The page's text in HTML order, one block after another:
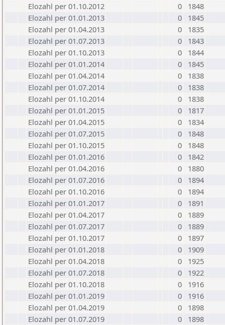
Elozahl per 01.10.2012
0
1848
Elozahl per 01.01.2013
0
1845
Elozahl per 01.04.2013
0
1835
Elozahl per 01.07.2013
0
1843
Elozahl per 01.10.2013
0
1844
Elozahl per 01.01.2014
0
1845
Elozahl per 01.04.2014
0
1838
Elozahl per 01.07.2014
0
1838
Elozahl per 01.10.2014
0
1838
Elozahl per 01.01.2015
0
1817
Elozahl per 01.04.2015
0
1834
Elozahl per 01.07.2015
0
1848
Elozahl per 01.10.2015
0
1848
Elozahl per 01.01.2016
0
1842
Elozahl per 01.04.2016
0
1880
Elozahl per 01.07.2016
0
1894
Elozahl per 01.10.2016
0
1894
Elozahl per 01.01.2017
0
1891
Elozahl per 01.04.2017
0
1889
Elozahl per 01.07.2017
0
1889
Elozahl per 01.10.2017
0
1897
Elozahl per 01.01.2018
0
1909
Elozahl per 01.04.2018
0
1925
Elozahl per 01.07.2018
0
1922
Elozahl per 01.10.2018
0
1916
Elozahl per 01.01.2019
0
1916
Elozahl per 01.04.2019
0
1898
Elozahl per 01.07.2019
0
1898